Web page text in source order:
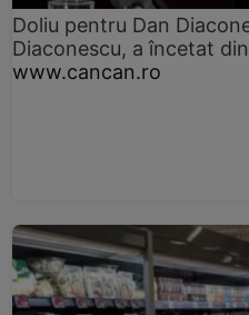
Doliu pentru Dan
Diaconescu, a încetat
www.cancan.ro